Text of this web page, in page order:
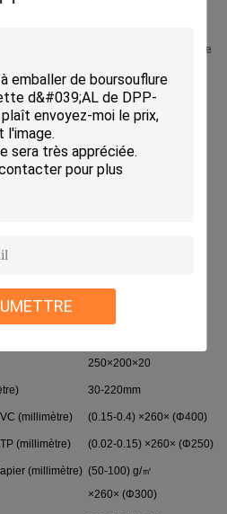
sont seulement 1mm, il sauve plus de
notre environnement.
bon ordre, collection automatique de
du matériel de courroie pour
corps séparé (trois parts) qui peut être
facile dans des ascenseurs ou des
: 80*57mm)
250×200×20
30-220mm
(millimètre) (0.15-0.4) ×260× (Φ400)
(millimètre) (0.02-0.15) ×260× (Φ250)
(millimètre) (50-100) g/㎡
×260× (Φ300)